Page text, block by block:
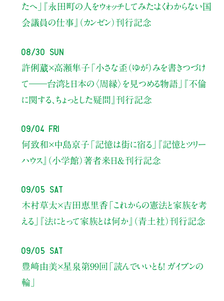
たへ」
『永田町の人をウォッチしてみた：よくわからない国
会議員の仕事』（カンゼン）刊行記念
08/30 Sun
許俐葳×高瀬隼子 「小さな歪（ゆが）みを書きつづけ
て――台湾と日本の〈周縁〉を見つめる物語」
『不倫
に関する、ちょっとした疑問』刊行記念
09/04 Fri
何致和×中島京子 「記憶は街に宿る」
『記憶とツリー
ハウス』（小学館）著者来日＆刊行記念
09/05 Sat
木村草太×吉田恵里香 「これからの憲法と家族を考
える」
『法にとって家族とは何か』（青土社）刊行記念
09/05 Sat
豊﨑由美×星泉 第99回「読んでいいとも！ ガイブンの
輪」